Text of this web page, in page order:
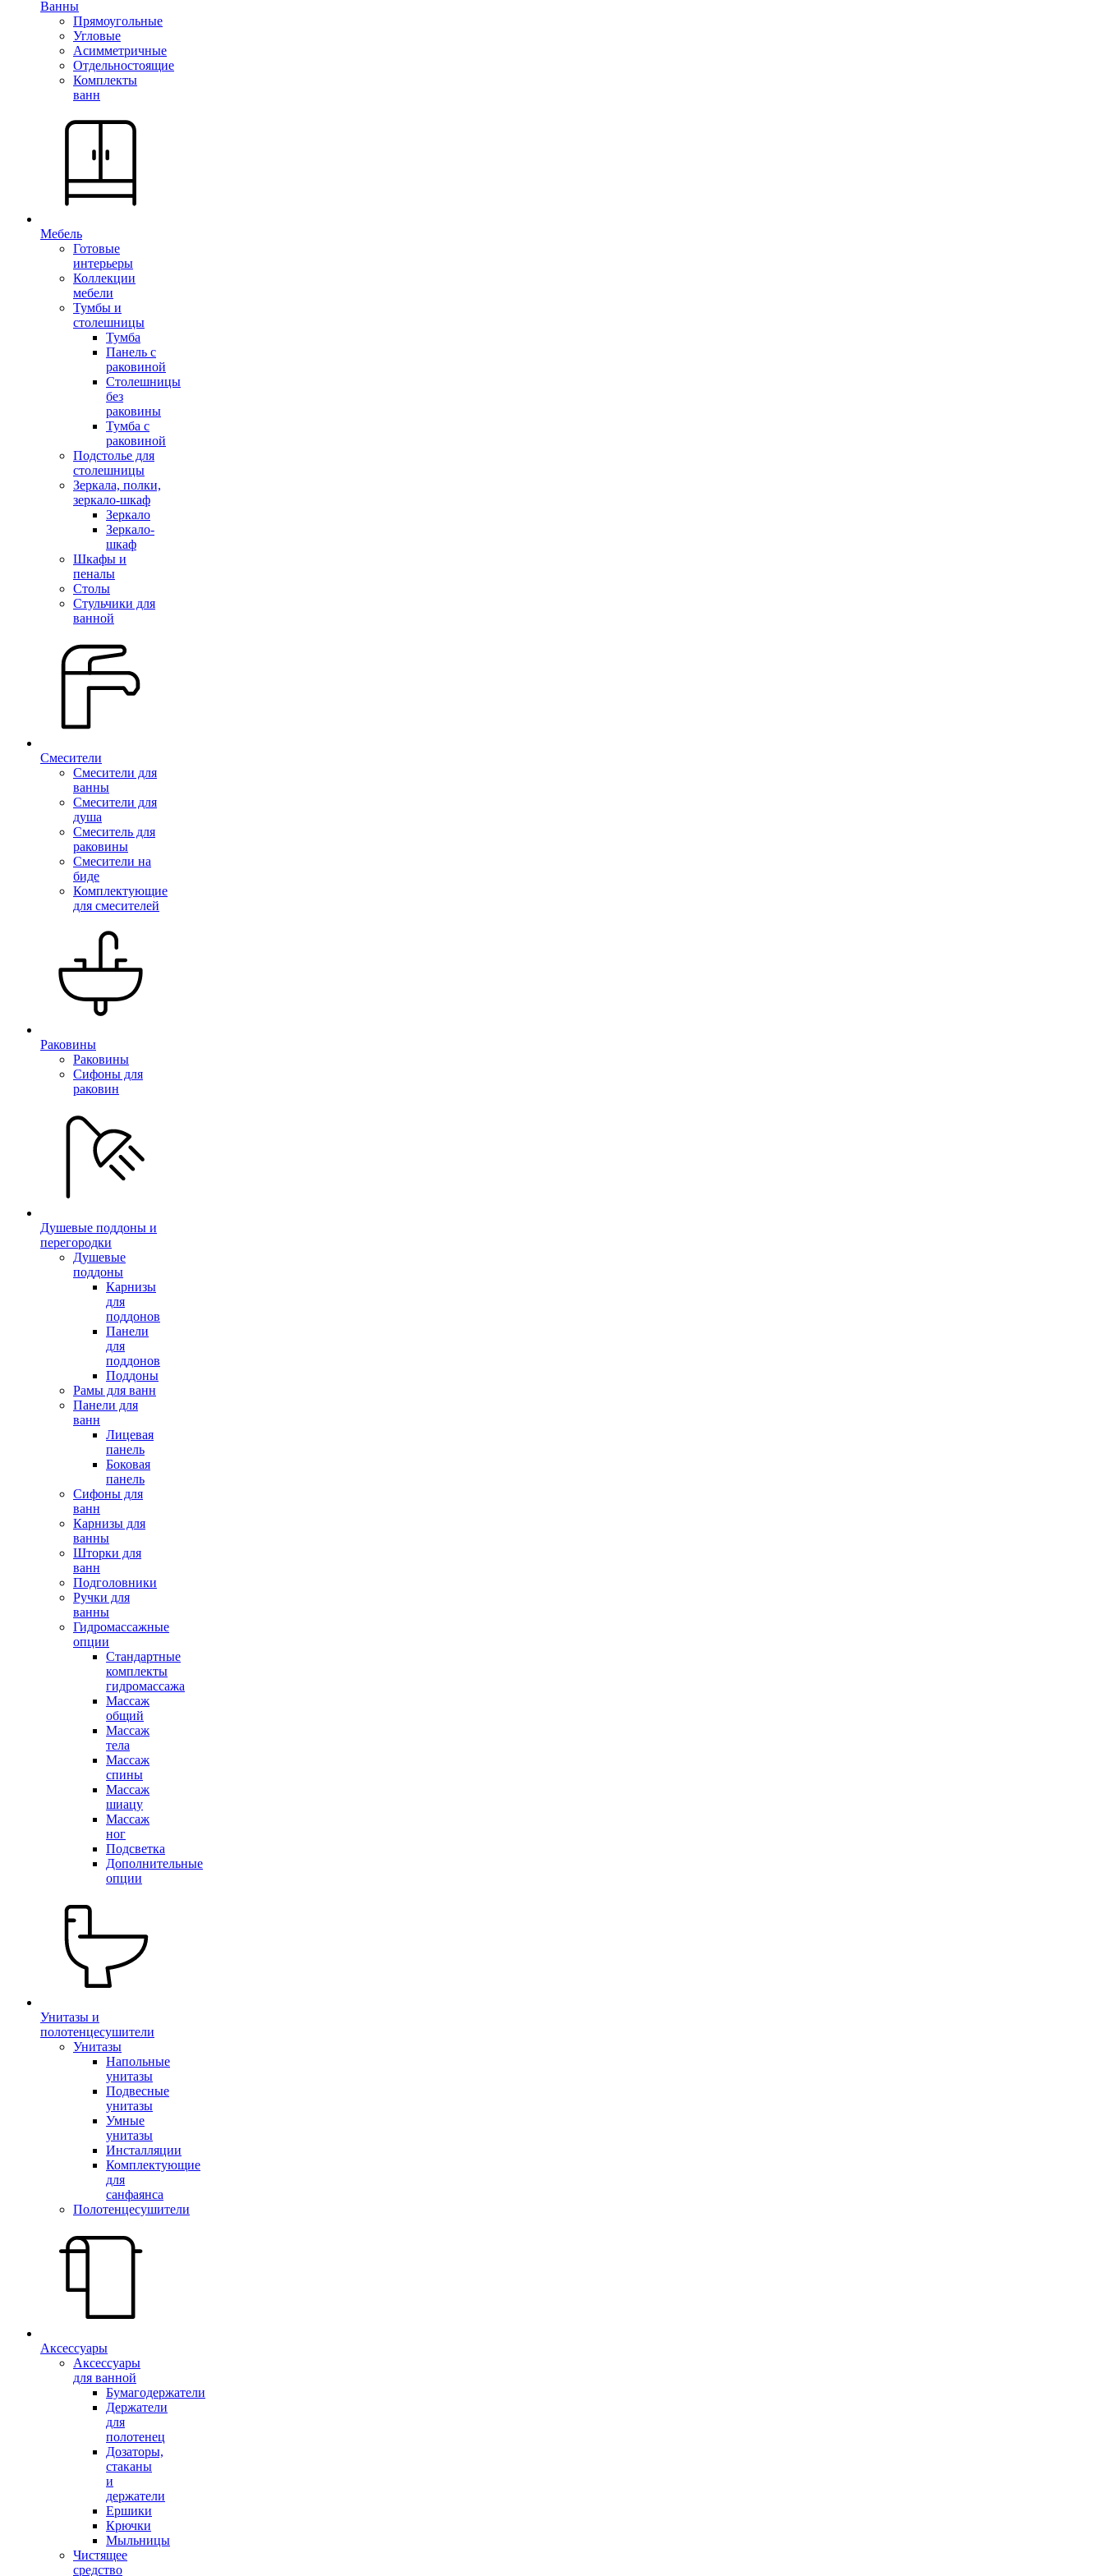
Ванны
Прямоугольные
Угловые
Асимметричные
Отдельностоящие
Комплекты
ванн
Мебель
Готовые
интерьеры
Коллекции
мебели
Тумбы и
столешницы
Тумба
Панель с
раковиной
Столешницы
без
раковины
Тумба с
раковиной
Подстолье для
столешницы
Зеркала, полки,
зеркало-шкаф
Зеркало
Зеркало-
шкаф
Шкафы и
пеналы
Столы
Стульчики для
ванной
Смесители
Смесители для
ванны
Смесители для
душа
Смеситель для
раковины
Смесители на
биде
Комплектующие
для смесителей
Раковины
Раковины
Сифоны для
раковин
Душевые поддоны и
перегородки
Душевые
поддоны
Карнизы
для
поддонов
Панели
для
поддонов
Поддоны
Рамы для ванн
Панели для
ванн
Лицевая
панель
Боковая
панель
Сифоны для
ванн
Карнизы для
ванны
Шторки для
ванн
Подголовники
Ручки для
ванны
Гидромассажные
опции
Стандартные
комплекты
гидромассажа
Массаж
общий
Массаж
тела
Массаж
спины
Массаж
шиацу
Массаж
ног
Подсветка
Дополнительные
опции
Унитазы и
полотенцесушители
Унитазы
Напольные
унитазы
Подвесные
унитазы
Умные
унитазы
Инсталляции
Комплектующие
для
санфаянса
Полотенцесушители
Аксессуары
Аксессуары
для ванной
Бумагодержатели
Держатели
для
полотенец
Дозаторы,
стаканы
и
держатели
Ершики
Крючки
Мыльницы
Чистящее
средство